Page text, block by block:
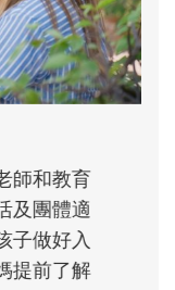
懂父親的
是在一次
子一起長
到獨立自